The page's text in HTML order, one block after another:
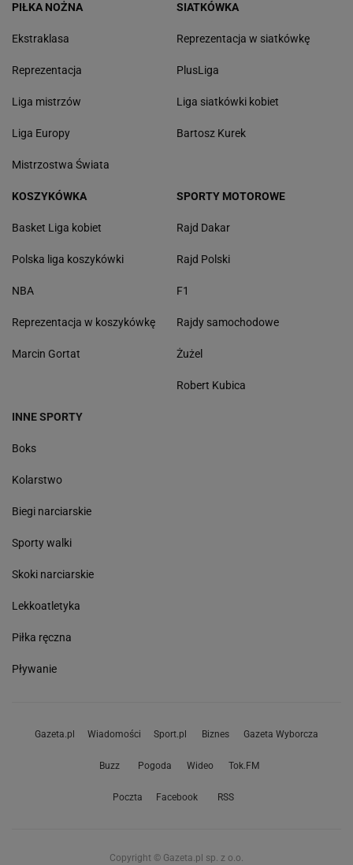
PIŁKA NOŻNA
Ekstraklasa
Reprezentacja
Liga mistrzów
Liga Europy
Mistrzostwa Świata
SIATKÓWKA
Reprezentacja w siatkówkę
PlusLiga
Liga siatkówki kobiet
Bartosz Kurek
KOSZYKÓWKA
Basket Liga kobiet
Polska liga koszykówki
NBA
Reprezentacja w koszykówkę
Marcin Gortat
SPORTY MOTOROWE
Rajd Dakar
Rajd Polski
F1
Rajdy samochodowe
Żużel
Robert Kubica
INNE SPORTY
Boks
Kolarstwo
Biegi narciarskie
Sporty walki
Skoki narciarskie
Lekkoatletyka
Piłka ręczna
Pływanie
Gazeta.pl Wiadomości Sport.pl Biznes Gazeta Wyborcza
Buzz Pogoda Wideo Tok.FM
Poczta Facebook RSS
Copyright © Gazeta.pl sp. z o.o.